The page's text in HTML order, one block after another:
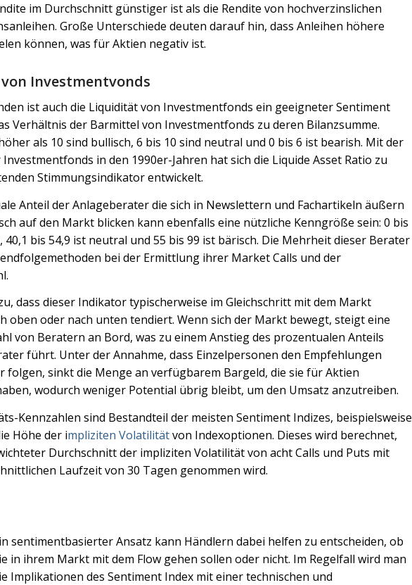
im Durchschnitt günstiger ist als die Rendite von hochverzinslichen
Große Unterschiede deuten darauf hin, dass Anleihen höhere
können, was für Aktien negativ ist.
Investmentvonds
ist auch die Liquidität von Investmentfonds ein geeigneter Sentiment
Verhältnis der Barmittel von Investmentfonds zu deren Bilanzsumme.
als 10 sind bullisch, 6 bis 10 sind neutral und 0 bis 6 ist bearish. Mit der
in den 1990er-Jahren hat sich die Liquide Asset Ratio zu
Stimmungsindikator entwickelt.
Anteil der Anlageberater die sich in Newslettern und Fachartikeln äußern
auf den Markt blicken kann ebenfalls eine nützliche Kenngröße sein: 0 bis
40,1 bis 54,9 ist neutral und 55 bis 99 ist bärisch. Die Mehrheit dieser Berater
bei der Ermittlung ihrer Market Calls und der
dass dieser Indikator typischerweise im Gleichschritt mit dem Markt
oben oder nach unten tendiert. Wenn sich der Markt bewegt, steigt eine
von Beratern an Bord, was zu einem Anstieg des prozentualen Anteils
führt. Unter der Annahme, dass Einzelpersonen den Empfehlungen
folgen, sinkt die Menge an verfügbarem Bargeld, die sie für Aktien
wodurch weniger Potential übrig bleibt, um den Umsatz anzutreiben.
Kennzahlen sind Bestandteil der meisten Sentiment Indizes, beispielsweise
Höhe der impliziten Volatilitätvon Indexoptionen. Dieses wird berechnet,
Durchschnitt der impliziten Volatilität von acht Calls und Puts mit
Laufzeit von 30 Tagen genommen wird.
sentimentbasierter Ansatz kann Händlern dabei helfen zu entscheiden, ob
in ihrem Markt mit dem Flow gehen sollen oder nicht. Im Regelfall wird man
Implikationen des Sentiment Index mit einer technischen und